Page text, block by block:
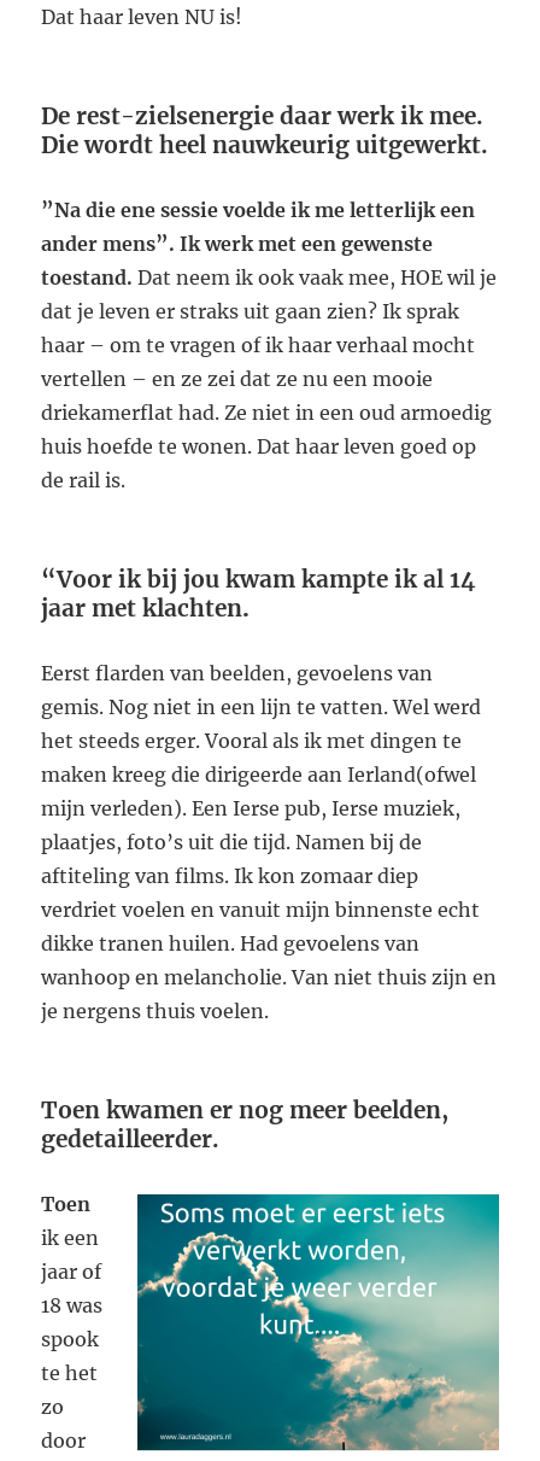
Dat haar leven NU is!
De rest-zielsenergie daar werk ik mee.
Die wordt heel nauwkeurig uitgewerkt.
”Na die ene sessie voelde ik me letterlijk een
ander mens”.Ik werk met een gewenste
toestand.Dat neem ik ook vaak mee, HOE wil je
dat je leven er straks uit gaan zien? Ik sprak
haar – om te vragen of ik haar verhaal mocht
vertellen – en ze zei dat ze nu een mooie
driekamerflat had. Ze niet in een oud armoedig
huis hoefde te wonen. Dat haar leven goed op
de rail is.
“Voor ik bij jou kwam kampte ik al 14
jaar met klachten.
Eerst flarden van beelden, gevoelens van
gemis. Nog niet in een lijn te vatten. Wel werd
het steeds erger. Vooral als ik met dingen te
maken kreeg die dirigeerde aan Ierland(ofwel
mijn verleden). Een Ierse pub, Ierse muziek,
plaatjes, foto’s uit die tijd. Namen bij de
aftiteling van films. Ik kon zomaar diep
verdriet voelen en vanuit mijn binnenste echt
dikke tranen huilen. Had gevoelens van
wanhoop en melancholie. Van niet thuis zijn en
je nergens thuis voelen.
Toen kwamen er nog meer beelden,
gedetailleerder.
Toen
ik een
jaar of
18 was
spook
te het
zo
door